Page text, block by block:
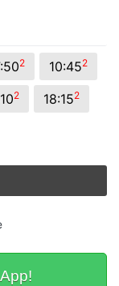
2 10:452
2 18:152